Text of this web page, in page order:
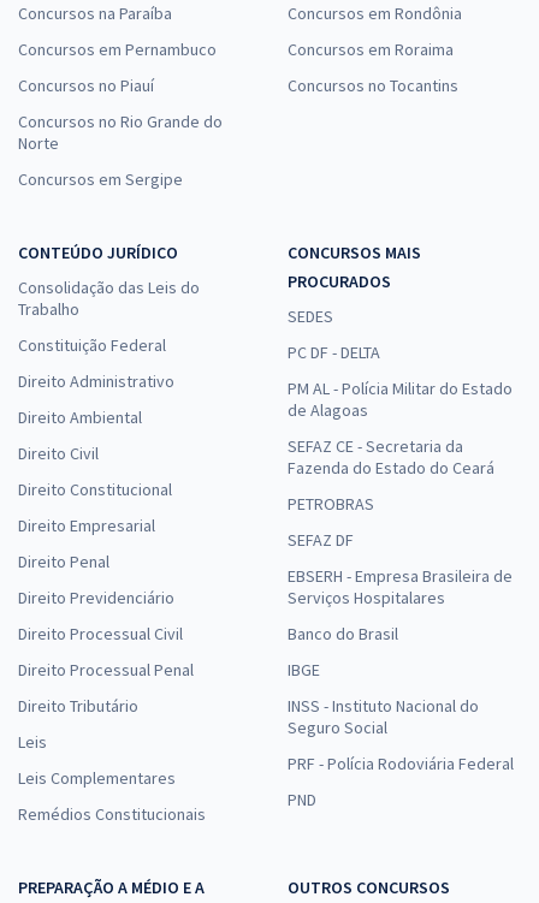
Concursos na Paraíba
Concursos em Pernambuco
Concursos no Piauí
Concursos no Rio Grande do
Norte
Concursos em Sergipe
Concursos em Rondônia
Concursos em Roraima
Concursos no Tocantins
CONTEÚDO JURÍDICO
Consolidação das Leis do
Trabalho
Constituição Federal
Direito Administrativo
Direito Ambiental
Direito Civil
Direito Constitucional
Direito Empresarial
Direito Penal
Direito Previdenciário
Direito Processual Civil
Direito Processual Penal
Direito Tributário
Leis
Leis Complementares
Remédios Constitucionais
CONCURSOS MAIS
PROCURADOS
SEDES
PC DF - DELTA
PM AL - Polícia Militar do Estado
de Alagoas
SEFAZ CE - Secretaria da
Fazenda do Estado do Ceará
PETROBRAS
SEFAZ DF
EBSERH - Empresa Brasileira de
Serviços Hospitalares
Banco do Brasil
IBGE
INSS - Instituto Nacional do
Seguro Social
PRF - Polícia Rodoviária Federal
PND
PREPARAÇÃO A MÉDIO E A
OUTROS CONCURSOS